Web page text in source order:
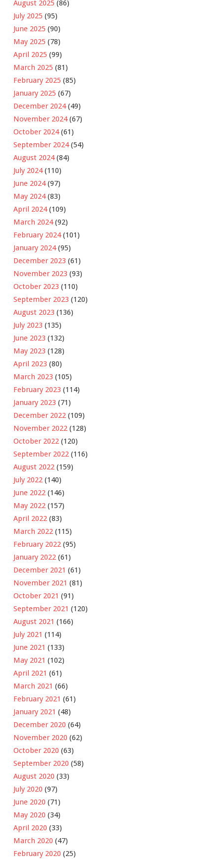
August 2025 (86)
July 2025 (95)
June 2025 (90)
May 2025 (78)
April 2025 (99)
March 2025 (81)
February 2025 (85)
January 2025 (67)
December 2024(49)
November 2024(67)
October 2024(61)
September 2024(54)
August 2024(84)
July 2024(110)
June 2024(97)
May 2024(83)
April 2024(109)
March 2024(92)
February 2024(101)
January 2024(95)
December 2023 (61)
November 2023 (93)
October 2023 (110)
September 2023 (120)
August 2023 (136)
July 2023 (135)
June 2023 (132)
May 2023 (128)
April 2023 (80)
March 2023 (105)
February 2023 (114)
January 2023 (71)
December 2022 (109)
November 2022 (128)
October 2022 (120)
September 2022 (116)
August 2022 (159)
July 2022 (140)
June 2022 (146)
May 2022 (157)
April 2022 (83)
March 2022 (115)
February 2022 (95)
January 2022 (61)
December 2021 (61)
November 2021 (81)
October 2021 (91)
September 2021 (120)
August 2021 (166)
July 2021 (114)
June 2021 (133)
May 2021 (102)
April 2021 (61)
March 2021 (66)
February 2021 (61)
January 2021 (48)
December 2020 (64)
November 2020 (62)
October 2020 (63)
September 2020 (58)
August 2020 (33)
July 2020 (97)
June 2020 (71)
May 2020 (34)
April 2020 (33)
March 2020 (47)
February 2020 (25)